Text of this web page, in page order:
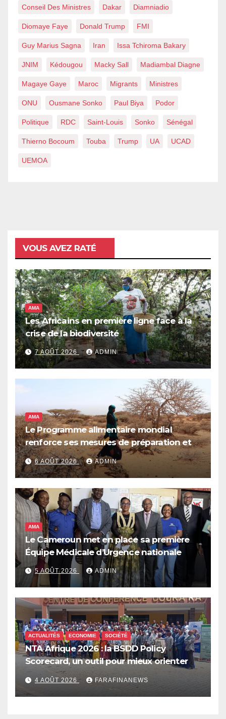
Conseil Des Ministres Dakar Diamniadio
Diomaye Faye Donald Trump FMI
Guy Marius Sagna Iran Issa Tchiroma Bakary
JNIM Kédougou Macky Sall Madiambal Diagne
Magaye Gaye Maroc Migrants Ministres
ONU Ousmane Sonko Paul Biya Podor
Politique RDC Saint-Louis Sonko Sénégal
Thierno Bocoum Touba Trump UA UCAD
UEMOA
VOUS AVEZ RATÉ
AMA
Les Africains en première ligne face à la
crise de la biodiversité
7 AOÛT 2026 ADMIN
AMA
Le Programme alimentaire mondial
renforce ses mesures de préparation et
de réponse face à la menace d’El Niño,
qui pourrait plonger des dizaines de
millions de personnes dans l’insécurité
alimentaire aiguë
6 AOÛT 2026 ADMIN
AMA
Le Cameroun met en place sa première
Équipe Médicale d’Urgence nationale
5 AOÛT 2026 ADMIN
ACTUALITÉS ECONOMIE SOCIÉTÉ
NTA Afrique 2026 : la BSDD Policy
Scorecard, un outil pour mieux orienter
les dépenses publiques
4 AOÛT 2026 FARAFINANEWS